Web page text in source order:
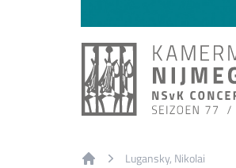
Lugansky, Nikolai